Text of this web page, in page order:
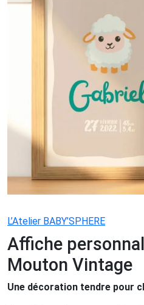
L’Atelier BABY’SPHERE
Affiche
Mouton Vintage
Une décoration tendre pour